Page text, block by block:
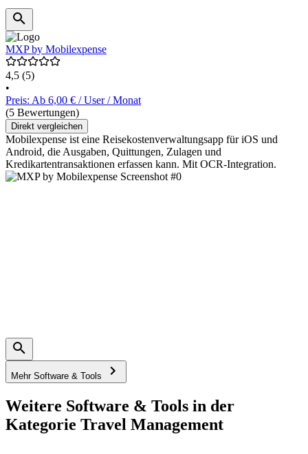
MXP by Mobilexpense
4,5 (5)
•
Preis: Ab 6,00 € / User / Monat
(5 Bewertungen)
Direkt vergleichen
Mobilexpense ist eine Reisekostenverwaltungsapp für iOS und
Android, die Ausgaben, Quittungen, Zulagen und
Kredikartentransaktionen erfassen kann. Mit OCR-Integration.
Mehr Software & Tools
Weitere Software & Tools in der
Kategorie Travel Management